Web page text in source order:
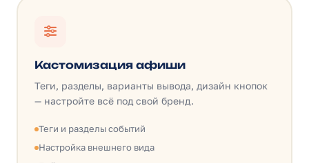
Кастомизация афиши
Теги, разделы, варианты вывода, дизайн кнопок
— настройте всё под свой бренд.
Теги и разделы событий
Настройка внешнего вида